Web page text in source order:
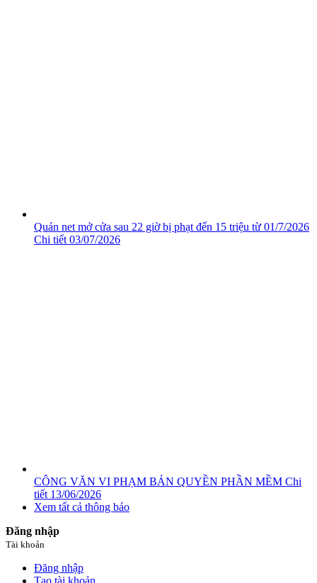
Quán net mở cửa sau 22 giờ bị phạt đến 15 triệu từ 01/7/2026
Chi tiết 03/07/2026
CÔNG VĂN VI PHẠM BẢN QUYỀN PHẦN MỀM Chi
tiết 13/06/2026
Xem tất cả thông báo
Đăng nhập
Tài khoản
Đăng nhập
Tạo tài khoản